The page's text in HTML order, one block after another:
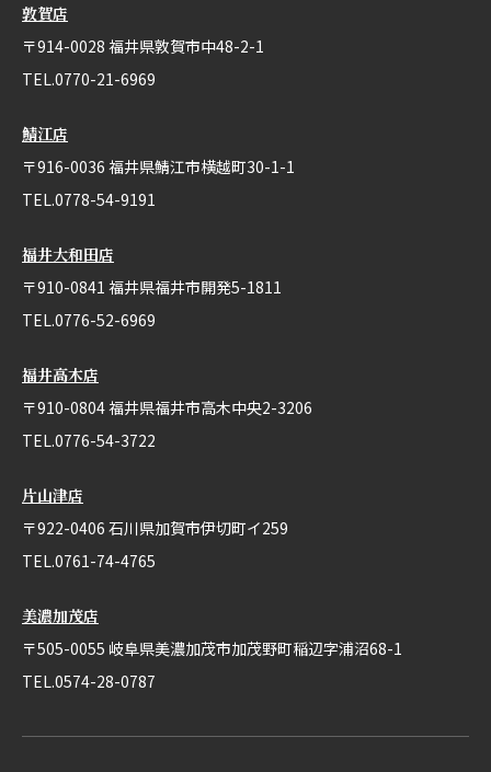
敦賀店
〒914-0028 福井県敦賀市中48-2-1
TEL.0770-21-6969
鯖江店
〒916-0036 福井県鯖江市横越町30-1-1
TEL.0778-54-9191
福井大和田店
〒910-0841 福井県福井市開発5-1811
TEL.0776-52-6969
福井高木店
〒910-0804 福井県福井市高木中央2-3206
TEL.0776-54-3722
片山津店
〒922-0406 石川県加賀市伊切町イ259
TEL.0761-74-4765
美濃加茂店
〒505-0055 岐阜県美濃加茂市加茂野町稲辺字浦沼68-1
TEL.0574-28-0787